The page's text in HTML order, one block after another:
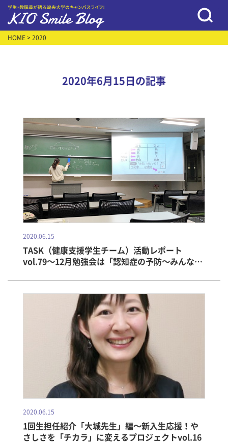
HOME > 2020
2020年6月15日の記事
2020.06.15
TASK（健康支援学生チーム）活動レポート
vol.79～12月勉強会は「認知症の予防～みんなで
2020.06.15
1回生担任紹介「大城先生」編～新入生応援！や
さしさを「チカラ」に変えるプロジェクトvol.16